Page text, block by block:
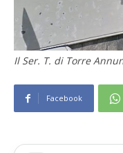
Il Ser. T. di Torre
Facebook